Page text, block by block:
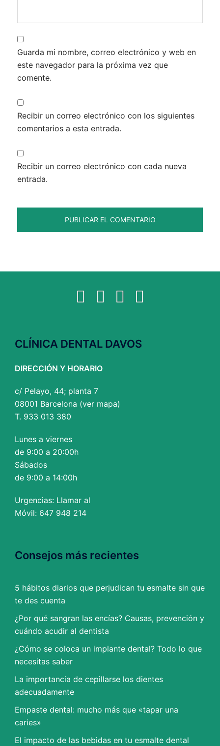
Guarda mi nombre, correo electrónico y web en
este navegador para la próxima vez que
comente.
Recibir un correo electrónico con los siguientes
comentarios a esta entrada.
Recibir un correo electrónico con cada nueva
entrada.
Facebook
Twitter YouTube
CLÍNICA DENTAL DAVOS
DIRECCIÓN Y HORARIO
c/ Pelayo, 44; planta 7
08001 Barcelona (ver mapa)
T. 933 013 380
Lunes a viernes
de 9:00 a 20:00h
Sábados
de 9:00 a 14:00h
Urgencias: Llamar al
Móvil: 647 948 214
Consejos más recientes
5 hábitos diarios que perjudican tu esmalte sin que
te des cuenta
¿Por qué sangran las encías? Causas, prevención y
cuándo acudir al dentista
¿Cómo se coloca un implante dental? Todo lo que
necesitas saber
La importancia de cepillarse los dientes
adecuadamente
Empaste dental: mucho más que «tapar una
caries»
El impacto de las bebidas en tu esmalte dental